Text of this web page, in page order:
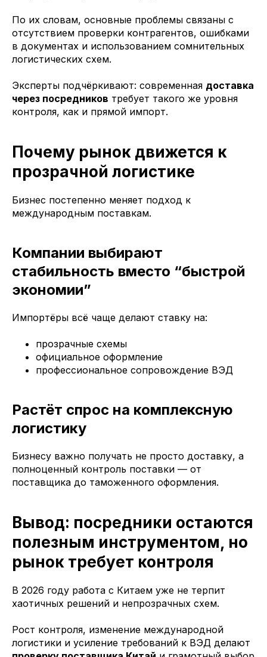
По их словам, основные проблемы связаны с
отсутствием проверки контрагентов, ошибками
в документах и использованием сомнительных
логистических схем.
Эксперты подчёркивают: современная доставка
через посредников требует такого же уровня
контроля, как и прямой импорт.
Почему рынок движется к
прозрачной логистике
Бизнес постепенно меняет подход к
международным поставкам.
Компании выбирают
стабильность вместо “быстрой
экономии”
Импортёры всё чаще делают ставку на:
прозрачные схемы
официальное оформление
профессиональное сопровождение ВЭД
Растёт спрос на комплексную
логистику
Бизнесу важно получать не просто доставку, а
полноценный контроль поставки — от
поставщика до таможенного оформления.
Вывод: посредники остаются
полезным инструментом, но
рынок требует контроля
В 2026 году работа с Китаем уже не терпит
хаотичных решений и непрозрачных схем.
Рост контроля, изменение международной
логистики и усиление требований к ВЭД делают